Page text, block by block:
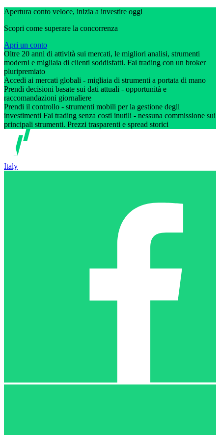
Apertura conto veloce, inizia a investire oggi
Scopri come superare la concorrenza
Apri un conto
Oltre 20 anni di attività sui mercati, le migliori analisi, strumenti
moderni e migliaia di clienti soddisfatti. Fai trading con un broker
pluripremiato
Accedi ai mercati globali - migliaia di strumenti a portata di mano
Prendi decisioni basate sui dati attuali - opportunità e
raccomandazioni giornaliere
Prendi il controllo - strumenti mobili per la gestione degli
investimenti Fai trading senza costi inutili - nessuna commissione sui
principali strumenti. Prezzi trasparenti e spread storici
Italy